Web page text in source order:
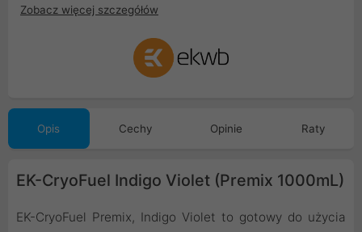
Zobacz więcej szczegółów
Opis Cechy Opinie Raty
EK-CryoFuel Indigo Violet (Premix 1000mL)
EK-CryoFuel Premix, Indigo Violet to gotowy do użycia